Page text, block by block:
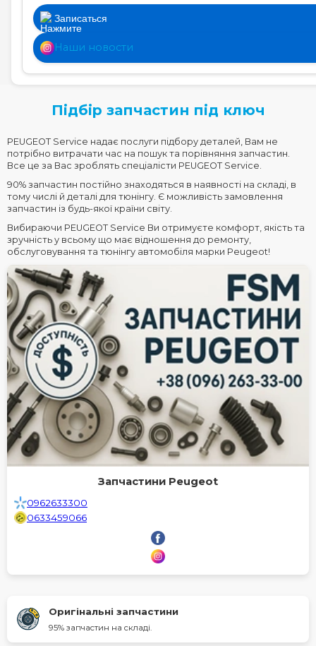
Записаться
Наши новости
Підбір запчастин під ключ
PEUGEOT Service надає послуги підбору деталей, Вам не
потрібно витрачати час на пошук та порівняння запчастин.
Все це за Вас зроблять спеціалісти PEUGEOT Service.
90% запчастин постійно знаходяться в наявності на складі, в
тому числі й деталі для тюнінгу. Є можливість замовлення
запчастин із будь-якої країни світу.
Вибираючи PEUGEOT Service Ви отримуєте комфорт, якість та
зручність у всьому що має відношення до ремонту,
обслуговування та тюнінгу автомобіля марки Peugeot!
Запчастини Peugeot
0962633300
0633459066
Оригінальні запчастини
95% запчастин на складі.